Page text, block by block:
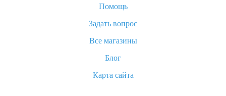
Как покупать оптом на Алиэкспресс
Что делать, если не пришел товар с Алиэкспресс
возврата денег
Помощь
Задать вопрос
Все магазины
Блог
Карта сайта